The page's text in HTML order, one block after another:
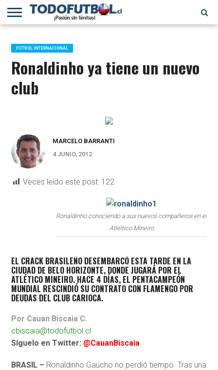
PRIMERA
B
SELECCIÓN
CHILENA
CHILENOS
EN EL
MUNDO
FÚTBOL
INTERNACIONAL
FÚTBOL INTERNACIONAL
Ronaldinho ya tiene un nuevo
club
MARCELO BARRANTI
4 JUNIO, 2012
Veces leído este post: 122
Ronaldinho conociendo a sus nuevos compañeros en el
Atléltico Mineiro
EL CRACK BRASILEÑO DESEMBARCÓ ESTA TARDE EN LA
CIUDAD DE BELO HORIZONTE, DONDE JUGARÁ POR EL
ATLÉTICO MINEIRO. HACE 4 DÍAS, EL PENTACAMPEÓN
MUNDIAL RESCINDIÓ SU CONTRATO CON FLAMENGO POR
DEUDAS DEL CLUB CARIOCA.
Por Cauan Biscaia C.
cbiscaia@todofutbol.cl
Síguelo en Twitter: @CauanBiscaia
BRASIL – Ronaldinho Gaúcho no perdió tiempo. Tras una